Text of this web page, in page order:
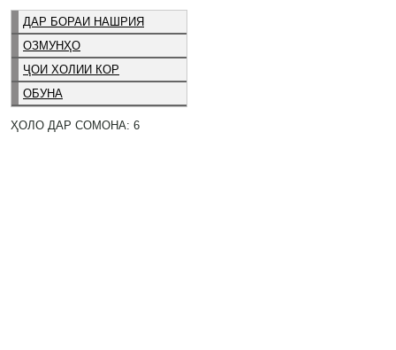
ДАР БОРАИ НАШРИЯ
ОЗМУНҲО
ҶОИ ХОЛИИ КОР
ОБУНА
ҲОЛО ДАР СОМОНА: 6